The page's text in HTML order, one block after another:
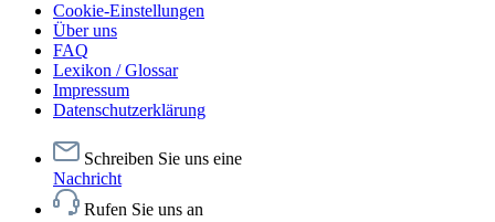
Cookie-Einstellungen
Über uns
FAQ
Lexikon / Glossar
Impressum
Datenschutzerklärung
Schreiben Sie uns eine
Nachricht
Rufen Sie uns an